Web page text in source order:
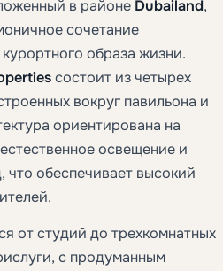
в районе Dubailand,
сочетание
образа жизни.
состоит из четырех
вокруг павильона и
ориентирована на
освещение и
обеспечивает высокий
от студий до трехкомнатных
с продуманным